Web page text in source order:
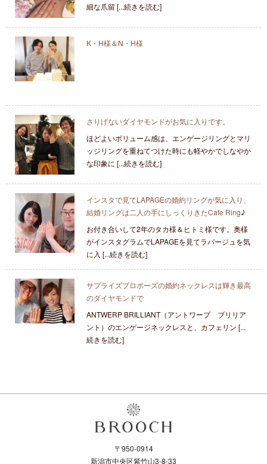
細な爪留 [...続きを読む]
K・H様＆N・H様
さりげないダイヤモンドがお気に入りです。
ほどよいボリューム感は、エンゲージリングとマリ
ッジリングを重ねてつけた時にも軽やかでしなやか
な印象に [...続きを読む]
インスタで見てLAPAGEの婚約リングが気に入り、
結婚リングは二人の手にしっくりきたCafe Ring♪
お付き合いして2年のタカ様＆ヒトミ様です。奥様
がインスタグラムでLAPAGEを見てラパージュを気
に入 [...続きを読む]
サプライズプロポーズの婚約ネックレスは輝き最高
のダイヤモンドで
ANTWERP BRILLIANT（アントワープ ブリリア
ント）のエンゲージネックレスと、カフェリン [...
続きを読む]
〒950-0914
新潟市中央区紫竹山3-8-33